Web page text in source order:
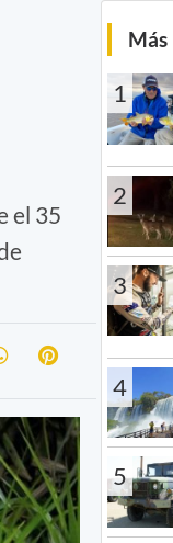
el 35
Más
1
2
3
4
5